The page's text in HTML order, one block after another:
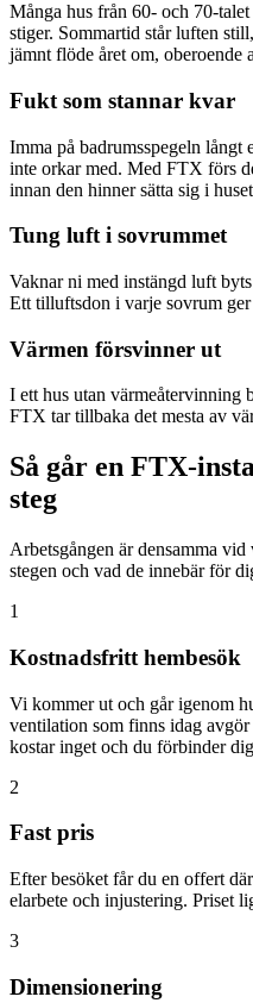
Många hus från 60- och 70-
stiger. Sommartid står luften
jämnt flöde året om, oberoende
Fukt som stannar kvar
Imma på badrumsspegeln långt
inte orkar med. Med FTX förs
innan den hinner sätta sig i
Tung luft i sovrummet
Vaknar ni med instängd luft
Ett tilluftsdon i varje sovrum
Värmen försvinner ut
I ett hus utan värmeåtervinning
FTX tar tillbaka det mesta av
Så går en FTX-
steg
Arbetsgången är densamma
stegen och vad de innebär för
1
Kostnadsfritt hembesök
Vi kommer ut och går igenom
ventilation som finns idag
kostar inget och du förbinder
2
Fast pris
Efter besöket får du en offert
elarbete och injustering. Priset
3
Dimensionering